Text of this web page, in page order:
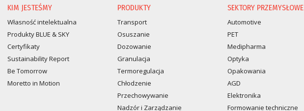
KIM JESTEŚMY
Własność intelektualna
Produkty BLUE & SKY
Certyfikaty
Sustainability Report
Be Tomorrow
Moretto in Motion
PRODUKTY
Transport
Osuszanie
Dozowanie
Granulacja
Termoregulacja
Chłodzenie
Przechowywanie
Nadzór i Zarządzanie
SEKTORY PRZEMYSŁOWE
Automotive
PET
Medipharma
Optyka
Opakowania
AGD
Elektronika
Formowanie techniczne